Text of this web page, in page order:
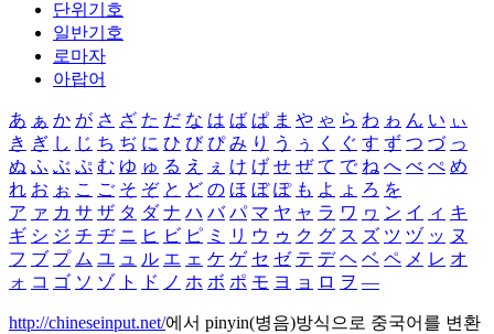
단위기호
일반기호
로마자
아랍어
あ ぁ か が さ ざ た だ な は ば ぱ ま や ゃ ら わ ゎ ん い ぃ
き ぎ し じ ち ぢ に ひ び ぴ み り う ぅ く ぐ す ず つ づ っ
ぬ ふ ぶ ぷ む ゆ ゅ る え ぇ け げ せ ぜ て で ね へ べ ぺ め
れ お ぉ こ ご そ ぞ と ど の ほ ぼ ぽ も よ ょ ろ を
ア ァ カ サ ザ タ ダ ナ ハ バ パ マ ヤ ャ ラ ワ ヮ ン イ ィ キ
ギ シ ジ チ ヂ ニ ヒ ビ ピ ミ リ ウ ゥ ク グ ス ズ ツ ヅ ッ ヌ
フ ブ プ ム ユ ュ ル エ ェ ケ ゲ セ ゼ テ デ ヘ ベ ペ メ レ オ
ォ コ ゴ ソ ゾ ト ド ノ ホ ボ ポ モ ヨ ョ ロ ヲ ―
http://chineseinput.net/에서 pinyin(병음)방식으로 중국어를 변환